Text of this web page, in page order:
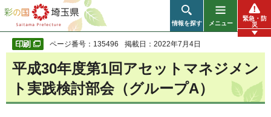
彩の国 埼玉県
情報を探す メニュー
緊急・防
災
ページ番号：135496 掲載日：2022年7月4日
平成30年度第1回アセットマネジメン
ト実践検討部会（グループA）